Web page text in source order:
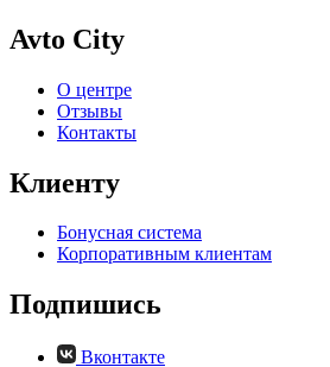
Avto City
О центре
Отзывы
Контакты
Клиенту
Бонусная система
Корпоративным клиентам
Подпишись
Вконтакте